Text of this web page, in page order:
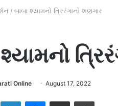
/ બાબા શ્યામનો ત્રિરંગાનો શણગાર
Online August 17, 2022
LinkedInMessenger
Share via Email Print